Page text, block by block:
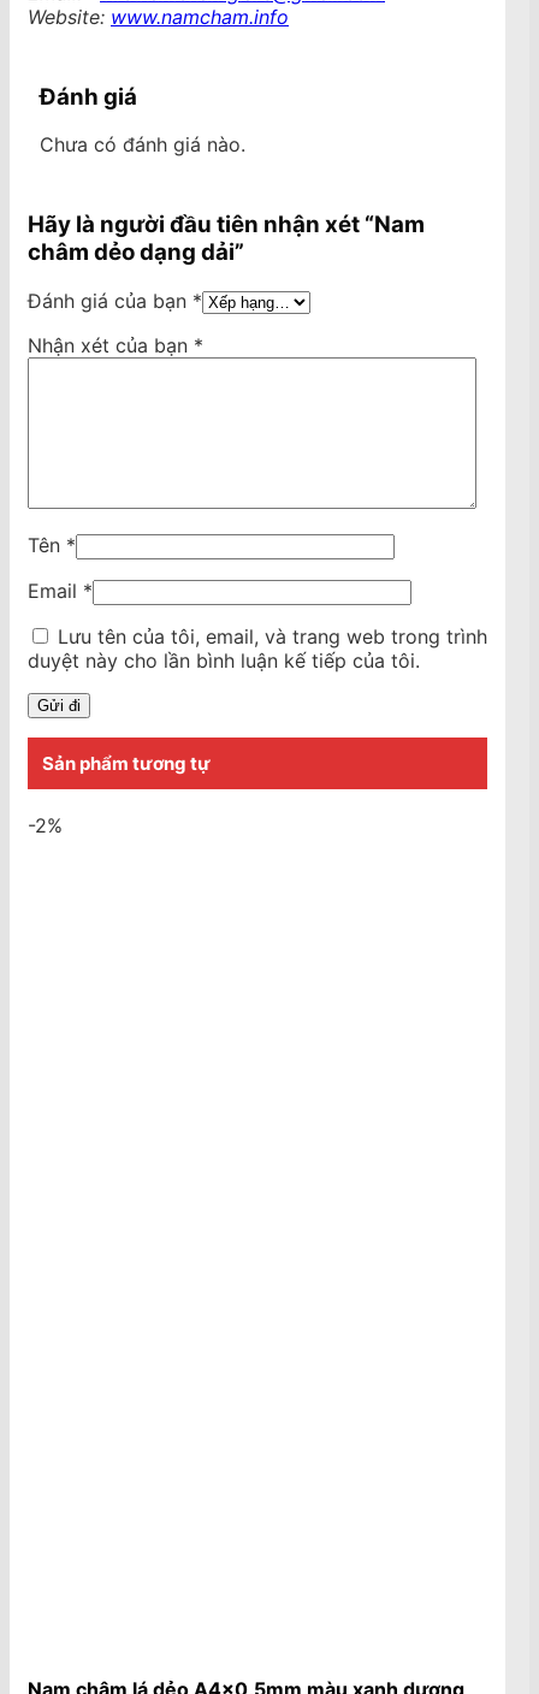
Website: www.namcham.info
Đánh giá
Chưa có đánh giá nào.
Hãy là người đầu tiên nhận xét “Nam
châm dẻo dạng dải”
Đánh giá của bạn *
Nhận xét của bạn *
Tên *
Email *
Lưu tên của tôi, email, và trang web trong trình
duyệt này cho lần bình luận kế tiếp của tôi.
Sản phẩm tương tự
-2%
Nam châm lá dẻo A4x0,5mm màu xanh dương